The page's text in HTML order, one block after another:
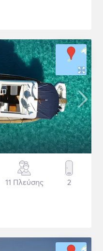
11 Πλεύσης 2